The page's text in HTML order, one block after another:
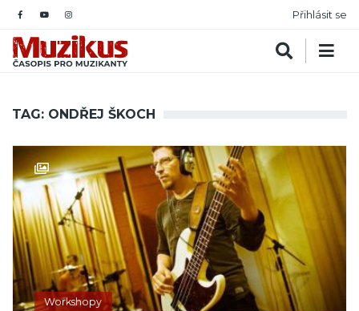
Přihlásit se
TAG: ONDŘEJ ŠKOCH
Workshopy